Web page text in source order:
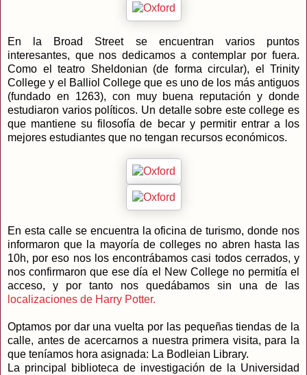
En la Broad Street se encuentran varios puntos
interesantes, que nos dedicamos a contemplar por fuera.
Como el teatro Sheldonian (de forma circular), el Trinity
College y el Balliol College que es uno de los más antiguos
(fundado en 1263), con muy buena reputación y donde
estudiaron varios políticos. Un detalle sobre este college es
que mantiene su filosofía de becar y permitir entrar a los
mejores estudiantes que no tengan recursos económicos.
En esta calle se encuentra la oficina de turismo, donde nos
informaron que la mayoría de colleges no abren hasta las
10h, por eso nos los encontrábamos casi todos cerrados, y
nos confirmaron que ese día el New College no permitía el
acceso, y por tanto nos quedábamos sin una de las
localizaciones de Harry Potter.
Optamos por dar una vuelta por las pequeñas tiendas de la
calle, antes de acercarnos a nuestra primera visita, para la
que teníamos hora asignada: La Bodleian Library.
La principal biblioteca de investigación de la Universidad